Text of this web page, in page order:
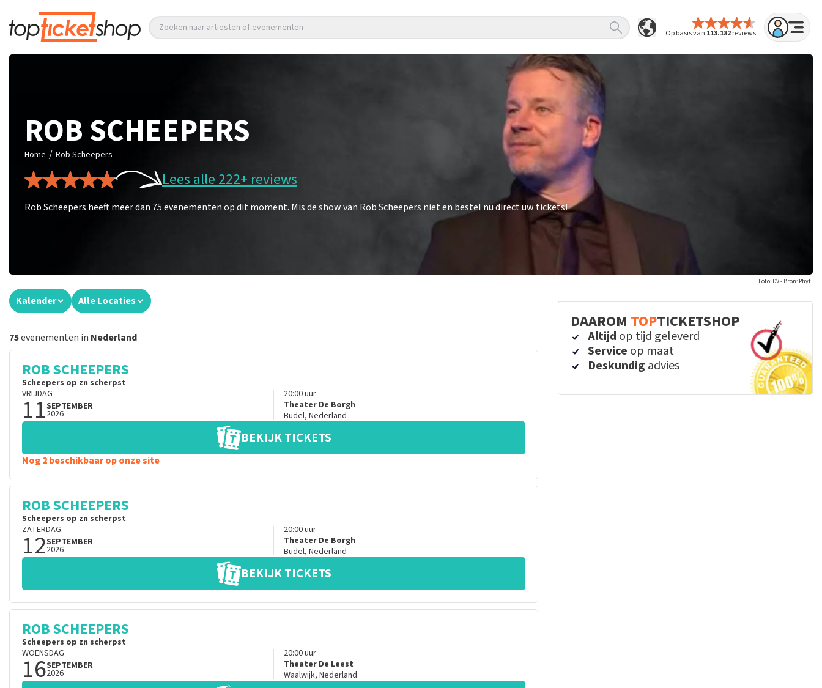
Op basis van 113.182reviews
Zoeken naar artiesten of evenementen
ROB SCHEEPERS
Home / Rob Scheepers
Lees alle 222+ reviews
Rob Scheepers heeft meer dan 75 evenementen op dit moment. Mis de show van Rob Scheepers niet en bestel nu direct uw tickets!
Foto: DV - Bron: Phyt
Kalender Alle Locaties
75evenementen in Nederland
ROB SCHEEPERS
Scheepers op zn scherpst
VRIJDAG
11SEPTEMBER
2026
20:00uur
Theater De Borgh
Budel, Nederland
BEKIJK TICKETS
Nog 2 beschikbaar op onze site
ROB SCHEEPERS
Scheepers op zn scherpst
ZATERDAG
12SEPTEMBER
2026
20:00uur
Theater De Borgh
Budel, Nederland
BEKIJK TICKETS
ROB SCHEEPERS
Scheepers op zn scherpst
WOENSDAG
16SEPTEMBER
2026
20:00uur
Theater De Leest
Waalwijk, Nederland
DAAROM TOPTICKETSHOP
Altijd op tijd geleverd
Service op maat
Deskundig advies